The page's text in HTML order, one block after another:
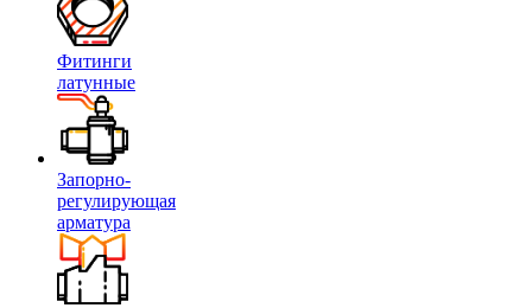
Фитинги
латунные
Запорно-
регулирующая
арматура